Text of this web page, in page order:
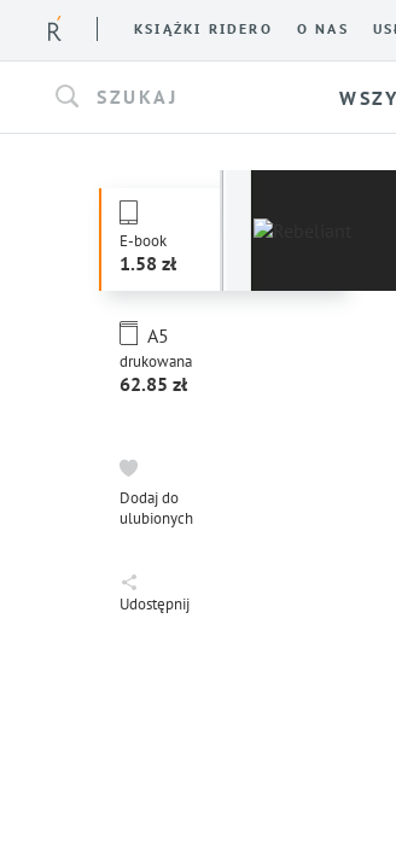
KSIĄŻKI RIDERO O NAS
SZUKAJ
E-book
1.58
drukowana
A5
62.85
Dodaj do
ulubionych
Udostępnij